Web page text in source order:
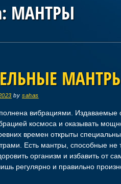
МАНТРЫ
bysahas
вибрациями. Издаваемые
космоса и оказывать
времен открыты
Есть мантры, способные не
организм и избавить от
регулярно и правильно